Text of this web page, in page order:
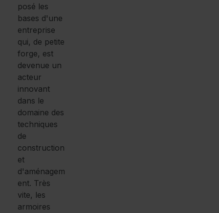
posé les
bases d'une
entreprise
qui, de petite
forge, est
devenue un
acteur
innovant
dans le
domaine des
techniques
de
construction
et
d'aménagem
ent. Très
vite, les
armoires